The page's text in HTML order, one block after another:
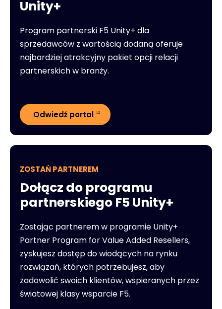
Unity+
Program partnerski F5 Unity+ dla
sprzedawców z wartością dodaną oferuje
najbardziej atrakcyjny pakiet opcji relacji
partnerskich w branży.
Odwiedź portal
ZOSTAŃ PARTNEREM
Dołącz do programu
partnerskiego F5 Unity+
Zostając partnerem w programie Unity+
Partner Program for Value Added Resellers,
zyskujesz dostęp do wiodących na rynku
rozwiązań, których potrzebujesz, aby
zadowolić swoich klientów, wspieranych przez
światowej klasy wsparcie F5.